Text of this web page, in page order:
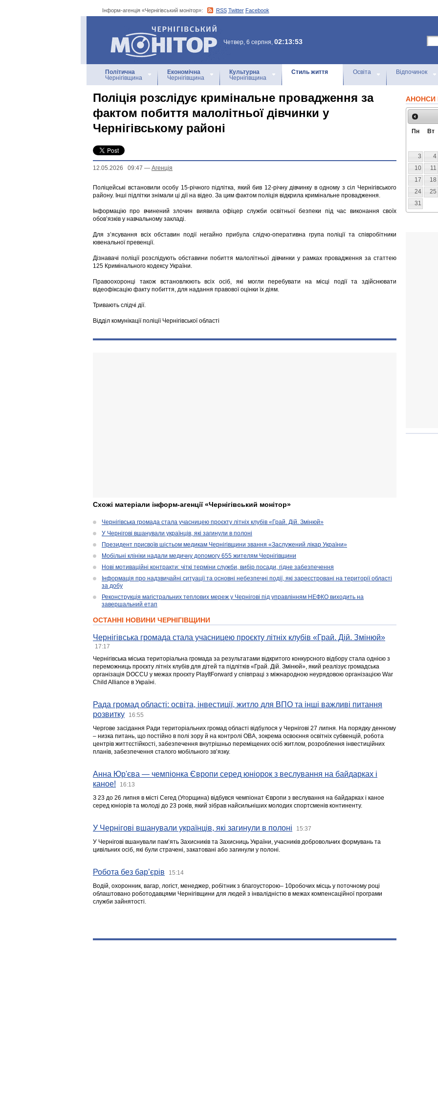
Інформ-агенція «Чернігівський монітор»: RSS Twitter Facebook
Інформ-агенція
«Чернігівський монітор»
Четвер, 6 серпня, 02:13:53
Політична
Чернігівщина
Економічна
Чернігівщина
Культурна
Чернігівщина
Стиль життя Освіта Відпочинок
Поліція розслідує кримінальне провадження за
фактом побиття малолітньої дівчинки у
Чернігівському районі
12.05.2026 09:47 — Агенцiя
Поліцейські встановили особу 15-річного підлітка, який бив 12-річну дівчинку в одному з сіл Чернігівського
району. Інші підлітки знімали ці дії на відео. За цим фактом поліція відкрила кримінальне провадження.
Інформацію про вчинений злочин виявила офіцер служби освітньої безпеки під час виконання своїх
обов’язків у навчальному закладі.
Для з’ясування всіх обставин події негайно прибула слідчо-оперативна група поліції та співробітники
ювенальної превенції.
Дізнавачі поліції розслідують обставини побиття малолітньої дівчинки у рамках провадження за статтею
125 Кримінального кодексу України.
Правоохоронці також встановлюють всіх осіб, які могли перебувати на місці події та здійснювати
відеофіксацію факту побиття, для надання правової оцінки їх діям.
Тривають слідчі дії.
Відділ комунікації поліції Чернігівської області
Схожі матеріали інформ-агенції «Чернігівський монітор»
Чернігівська громада стала учасницею проєкту літніх клубів «Грай. Дій. Змінюй»
У Чернігові вшанували українців, які загинули в полоні
Президент присвоїв шістьом медикам Чернігівщини звання «Заслужений лікар України»
Мобільні клініки надали медичну допомогу 655 жителям Чернігівщини
Нові мотиваційні контракти: чіткі терміни служби, вибір посади, гідне забезпечення
Інформація про надзвичайні ситуації та основні небезпечні події, які зареєстровані на території області
за добу
Реконструкція магістральних теплових мереж у Чернігові під управлінням НЕФКО виходить на
завершальний етап
ОСТАННІ НОВИНИ ЧЕРНІГІВЩИНИ
Чернігівська громада стала учасницею проєкту літніх клубів «Грай. Дій. Змінюй»
17:17
Чернігівська міська територіальна громада за результатами відкритого конкурсного відбору стала однією з
переможниць проєкту літніх клубів для дітей та підлітків «Грай. Дій. Змінюй», який реалізує громадська
організація DOCCU у межах проєкту PlayItForward у співпраці з міжнародною неурядовою організацією War
Child Alliance в Україні.
Рада громад області: освіта, інвестиції, житло для ВПО та інші важливі питання
розвитку
16:55
Чергове засідання Ради територіальних громад області відбулося у Чернігові 27 липня. На порядку денному
– низка питань, що постійно в полі зору й на контролі ОВА, зокрема освоєння освітніх субвенцій, робота
центрів життєстійкості, забезпечення внутрішньо переміщених осіб житлом, розроблення інвестиційних
планів, забезпечення сталого мобільного зв’язку.
Анна Юр'єва — чемпіонка Європи серед юніорок з веслування на байдарках і
каное!
16:13
З 23 до 26 липня в місті Сегед (Угорщина) відбувся чемпіонат Європи з веслування на байдарках і каное
серед юніорів та молоді до 23 років, який зібрав найсильніших молодих спортсменів континенту.
У Чернігові вшанували українців, які загинули в полоні 15:37
У Чернігові вшанували пам’ять Захисників та Захисниць України, учасників добровольчих формувань та
цивільних осіб, які були страчені, закатовані або загинули у полоні.
Робота без бар’єрів 15:14
Водій, охоронник, вагар, логіст, менеджер, робітник з благоусторою– 10робочих місць у поточному році
облаштовано роботодавцями Чернігівщини для людей з інвалідністю в межах компенсаційної програми
служби зайнятості.
АНОНСИ
Пн Вт
3
4
10
11
17
18
24
25
31